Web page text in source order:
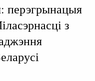
перэгрынацыя
з